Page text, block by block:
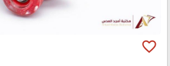
favorite_border